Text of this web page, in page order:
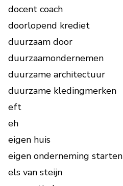
docent coach
doorlopend krediet
duurzaam door
duurzaamondernemen
duurzame architectuur
duurzame kledingmerken
eft
eh
eigen huis
eigen onderneming starten
els van steijn